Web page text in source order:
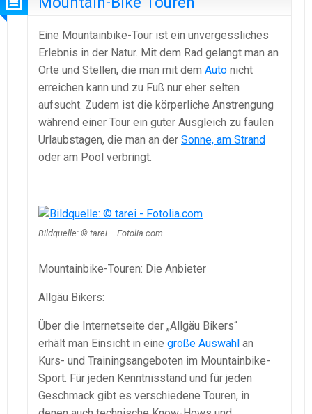
Eine Mountainbike-Tour ist ein unvergessliches
Erlebnis in der Natur. Mit dem Rad gelangt man an
Orte und Stellen, die man mit dem Auto nicht
erreichen kann und zu Fuß nur eher selten
aufsucht. Zudem ist die körperliche Anstrengung
während einer Tour ein guter Ausgleich zu faulen
Urlaubstagen, die man an der Sonne, am Strand
oder am Pool verbringt.
Bildquelle: © tarei – Fotolia.com
Mountainbike-Touren: Die Anbieter
Allgäu Bikers:
Über die Internetseite der „Allgäu Bikers“
erhält man Einsicht in eine große Auswahl an
Kurs- und Trainingsangeboten im Mountainbike-
Sport. Für jeden Kenntnisstand und für jeden
Geschmack gibt es verschiedene Touren, in